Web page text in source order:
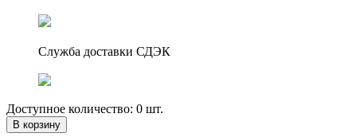
Служба доставки СДЭК
Доступное количество: 0 шт.
В корзину